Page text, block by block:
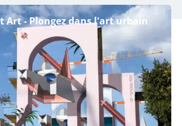
Art - Plongez dans l'art urbain